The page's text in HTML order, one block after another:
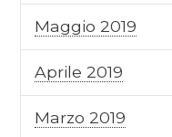
Maggio 2019
Aprile 2019
Marzo 2019